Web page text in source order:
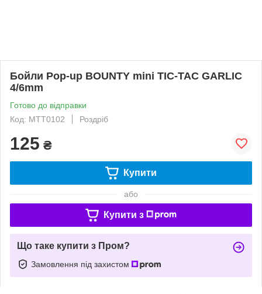
Бойли Pop-up BOUNTY mini TIC-TAC GARLIC
4/6mm
Готово до відправки
Код: MTT0102
Роздріб
125 ₴
Купити
або
Купити з
Що таке купити з Пром?
Замовлення під захистом